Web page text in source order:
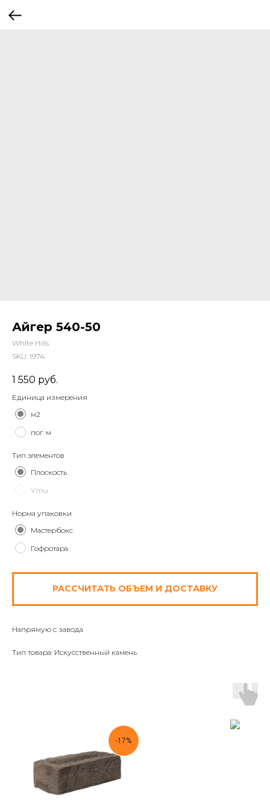
Айгер 540-50
White Hills
SKU: 1974
1 550 руб.
Единица измерения
м2
пог. м
Тип элементов
Плоскость
Углы
Норма упаковки
Мастербокс
Гофротара
РАССЧИТАТЬ ОБЪЕМ И ДОСТАВКУ
Напрямую с завода
Тип товара: Искусственный камень
-17%